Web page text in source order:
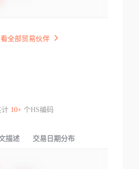
全部贸易伙伴
计 10+个HS编码
描述 交易日期分布